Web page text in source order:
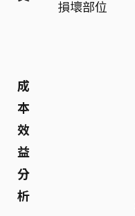
損壞部位
成
本
效
益
分
析